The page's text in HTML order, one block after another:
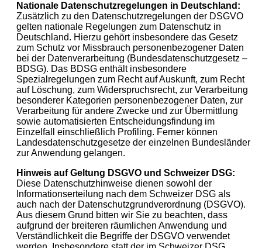
Nationale Datenschutzregelungen in Deutschland:
Zusätzlich zu den Datenschutzregelungen der DSGVO
gelten nationale Regelungen zum Datenschutz in
Deutschland. Hierzu gehört insbesondere das Gesetz
zum Schutz vor Missbrauch personenbezogener Daten
bei der Datenverarbeitung (Bundesdatenschutzgesetz –
BDSG). Das BDSG enthält insbesondere
Spezialregelungen zum Recht auf Auskunft, zum Recht
auf Löschung, zum Widerspruchsrecht, zur Verarbeitung
besonderer Kategorien personenbezogener Daten, zur
Verarbeitung für andere Zwecke und zur Übermittlung
sowie automatisierten Entscheidungsfindung im
Einzelfall einschließlich Profiling. Ferner können
Landesdatenschutzgesetze der einzelnen Bundesländer
zur Anwendung gelangen.
Hinweis auf Geltung DSGVO und Schweizer DSG:
Diese Datenschutzhinweise dienen sowohl der
Informationserteilung nach dem Schweizer DSG als
auch nach der Datenschutzgrundverordnung (DSGVO).
Aus diesem Grund bitten wir Sie zu beachten, dass
aufgrund der breiteren räumlichen Anwendung und
Verständlichkeit die Begriffe der DSGVO verwendet